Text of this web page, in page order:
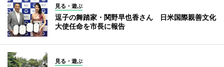
見る・遊ぶ
逗子の舞踏家・関野早也香さん 日米国際親善文化
大使任命を市長に報告
見る・遊ぶ